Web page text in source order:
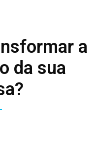
a
da sua